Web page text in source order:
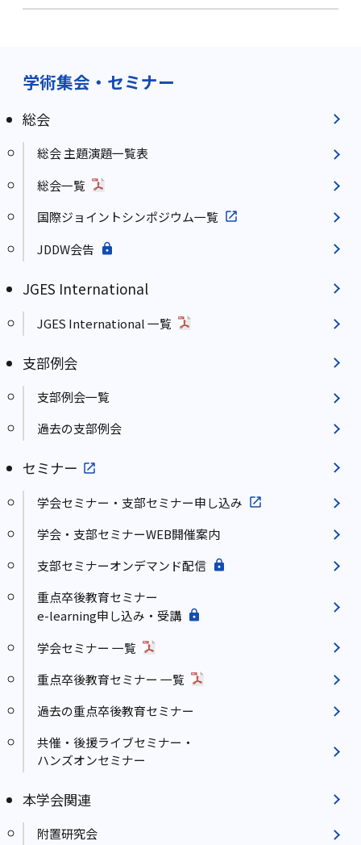
学術集会・セミナー
総会
総会 主題演題一覧表
総会一覧
国際ジョイントシンポジウム一覧
JDDW会告
JGES International
JGES International 一覧
支部例会
支部例会一覧
過去の支部例会
セミナー
学会セミナー・支部セミナー申し込み
学会・支部セミナーWEB開催案内
支部セミナーオンデマンド配信
重点卒後教育セミナー
e-learning申し込み・受講
学会セミナー 一覧
重点卒後教育セミナー 一覧
過去の重点卒後教育セミナー
共催・後援ライブセミナー・
ハンズオンセミナー
本学会関連
附置研究会